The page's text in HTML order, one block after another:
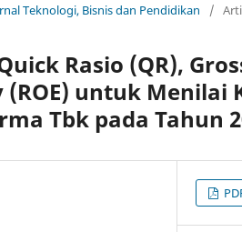
Teknologi, Bisnis dan Pendidikan /
Rasio (QR),
untuk Menilai
Tbk pada Tahun